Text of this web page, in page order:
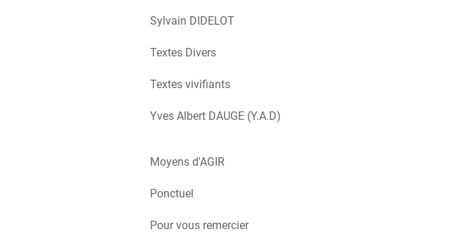
Sylvain DIDELOT
Textes Divers
Textes vivifiants
Yves Albert DAUGE (Y.A.D)
Moyens d'AGIR
Ponctuel
Pour vous remercier